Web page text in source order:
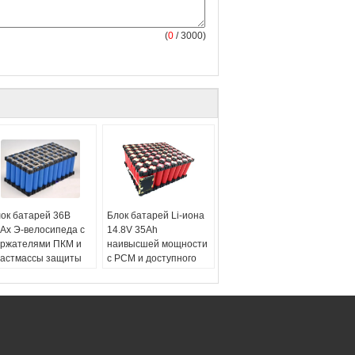
(0 / 3000)
батарей 36В
Э-велосипеда с
ПКМ и
защиты
клетка:
Блок батарей Li-иона
14.8V 35Ah
наивысшей мощности
с PCM и доступного
пластичными